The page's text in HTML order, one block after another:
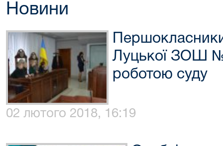
Новини
Луцької ЗОШ №
роботою суду
02 лютого 2018, 16:19